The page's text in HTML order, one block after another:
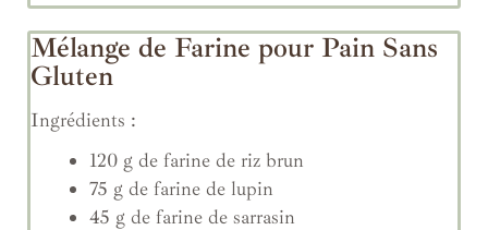
Mélange de Farine pour Pain Sans
Gluten
Ingrédients :
120 g de farine de riz brun
75 g de farine de lupin
45 g de farine de sarrasin